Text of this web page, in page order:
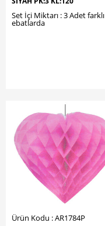
Set İçi Miktarı : 3 Adet farklı
ebatlarda
Ürün Kodu : AR1784P